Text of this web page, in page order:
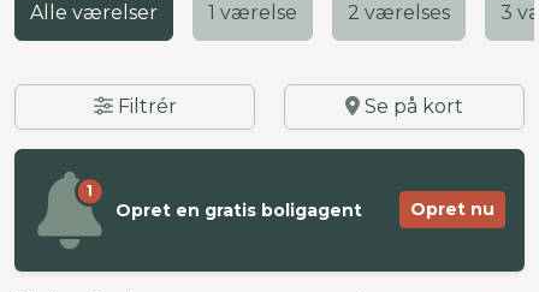
Alle værelser 1 værelse 2 værelses 3
Filtrér Se på kort
1
Opret en gratis boligagent Opret nu